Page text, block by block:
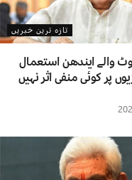
تازہ ترین خبریں
والے ایندھن استعمال
پر کوئی منفی اثر نہیں